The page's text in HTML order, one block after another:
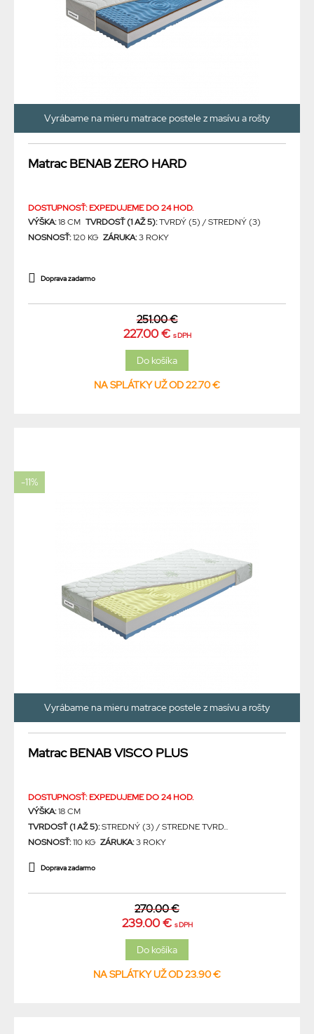
Vyrábame na mieru matrace postele z masívu a rošty
Matrac BENAB ZERO HARD
DOSTUPNOSŤ: EXPEDUJEME DO 24 HOD.
VÝŠKA:18 CM TVRDOSŤ (1 AŽ 5):TVRDÝ (5) / STREDNÝ (3)
NOSNOSŤ:120 KG ZÁRUKA:3 ROKY
Doprava zadarmo
251.00 €
227.00 € s DPH
NA SPLÁTKY UŽ OD 22.70 €
-11%
Vyrábame na mieru matrace postele z masívu a rošty
Matrac BENAB VISCO PLUS
DOSTUPNOSŤ: EXPEDUJEME DO 24 HOD.
VÝŠKA:18 CM
TVRDOSŤ (1 AŽ 5):STREDNÝ (3) / STREDNE TVRD...
NOSNOSŤ:110 KG ZÁRUKA:3 ROKY
Doprava zadarmo
270.00 €
239.00 € s DPH
NA SPLÁTKY UŽ OD 23.90 €